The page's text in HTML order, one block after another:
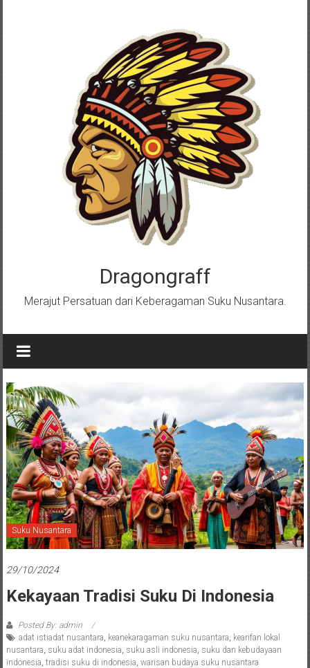
Dragongraff
Merajut Persatuan dari Keberagaman Suku Nusantara.
Suku Nusantara
29/10/2024
Kekayaan Tradisi Suku Di Indonesia
Posted By: admin
adat istiadat nusantara keanekaragaman suku nusantara kearifan lokal
nusantara suku adat indonesia suku asli indonesia suku dan kebudayaan
indonesia tradisi suku di indonesia warisan budaya suku nusantara